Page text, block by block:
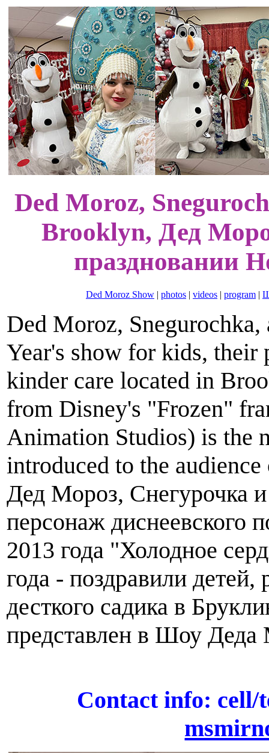
Ded Moroz,
Brooklyn, Дед
праздновании
Ded Moroz Show | photos | videos | program |
Ded Moroz,
Year's show for kids, their
kinder care located in
from Disney's "Frozen"
Animation Studios) is the
introduced to the
Дед Мороз, Снегурочка
персонаж диснеевского
2013 года "Холодное
года - поздравили детей,
десткого садика в
представлен в Шоу Деда
Contact info: cell/